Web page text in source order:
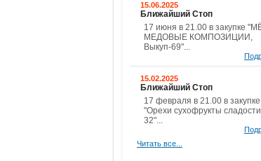
15.06.2025
Ближайший Стоп
17 июня в 21.00 в закупке
МЕДОВЫЕ КОМПОЗИЦИИ,
Выкуп-69"...
15.02.2025
Ближайший Стоп
17 февраля в 21.00 в закупке
"Орехи сухофрукты
32"...
Читать все...